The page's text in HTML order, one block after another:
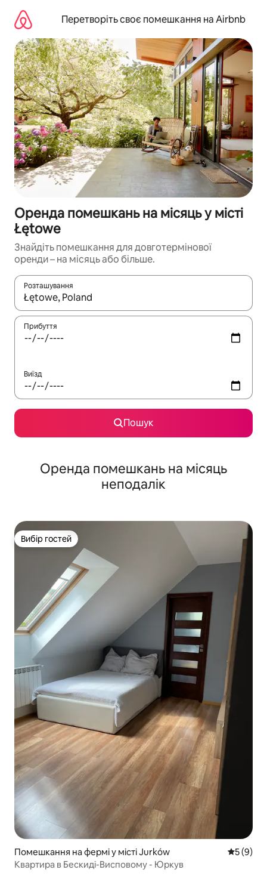
вмісту
Перетворіть своє помешкання на Airbnb
Оренда помешкань на місяць у місті
Łętowe
Знайдіть помешкання для довготермінової
оренди – на місяць або більше.
Розташування
Отримавши результати пошуку, використовуйте для
Прибуття
Виїзд
Пошук
Оренда помешкань на місяць
неподалік
Вибір гостей
Вибір гостей
Помешкання на фермі у місті Jurków Середня
5 (9)
Квартира в Бескиді-Висповому - Юркув